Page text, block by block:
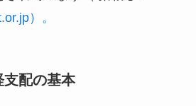
）。
支配の基本